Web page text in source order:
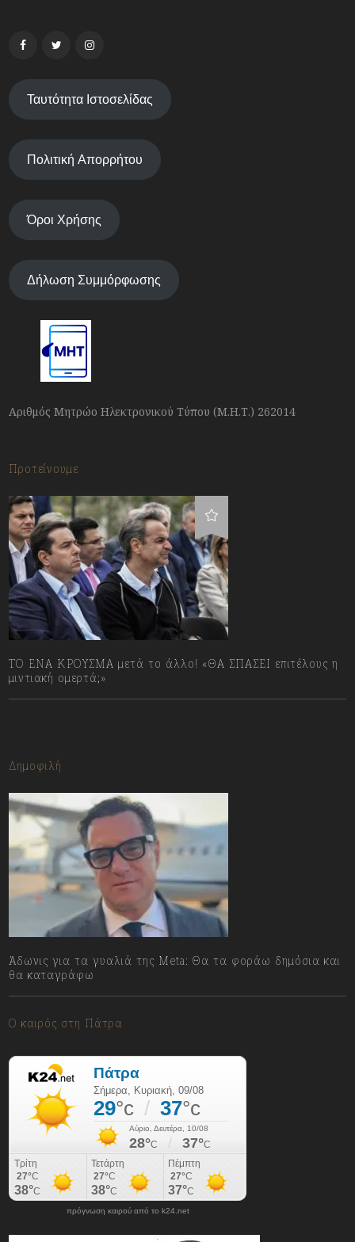
Ταυτότητα Ιστοσελίδας
Πολιτική Απορρήτου
Όροι Χρήσης
Δήλωση Συμμόρφωσης
Αριθμός Μητρώο Ηλεκτρονικού Τύπου (Μ.Η.Τ.) 262014
Προτείνουμε
ΤΟ ΕΝΑ ΚΡΟΥΣΜΑ μετά το άλλο! «ΘΑ ΣΠΑΣΕΙ επιτέλους η
μιντιακή ομερτά;»
Δημοφιλή
Άδωνις για τα γυαλιά της Meta: Θα τα φοράω δημόσια και
θα καταγράφω
Ο καιρός στη Πάτρα
πρόγνωση καιρού από το k24.net